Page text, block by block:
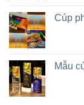
Cúp
Mẫu